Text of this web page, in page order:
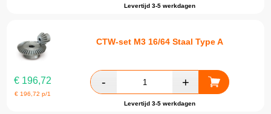
Levertijd 3-5 werkdagen
CTW-set M3 16/64 Staal Type A
€ 196,72
€ 196,72 p/1
Levertijd 3-5 werkdagen